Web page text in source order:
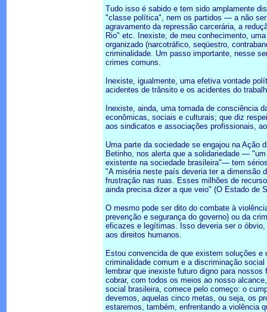
Tudo isso é sabido e tem sido amplamente
"classe política", nem os partidos — a não
agravamento da repressão carcerária, a
Rio" etc. Inexiste, de meu conhecimento,
organizado (narcotráfico, seqüestro,
criminalidade. Um passo importante, nesse
crimes comuns.
Inexiste, igualmente, uma efetiva vontade
acidentes de trânsito e os acidentes do
Inexiste, ainda, uma tomada de consciência
econômicas, sociais e culturais; que diz
aos sindicatos e associações profissionais,
Uma parte da sociedade se engajou na Ação
Betinho, nos alerta que a solidariedade —
existente na sociedade brasileira"— tem
"A miséria neste país deveria ter a dimensão
frustração nas ruas. Esses milhões de
ainda precisa dizer a que veio" (O Estado de
O mesmo pode ser dito do combate à
prevenção e segurança do governo) ou da
eficazes e legítimas. Isso deveria ser o
aos direitos humanos.
Estou convencida de que existem soluções
criminalidade comum e a discriminação
lembrar que inexiste futuro digno para
cobrar, com todos os meios ao nosso
social brasileira, comece pelo começo: o
devemos, aquelas cinco metas, ou seja, os
estaremos, também, enfrentando a violência